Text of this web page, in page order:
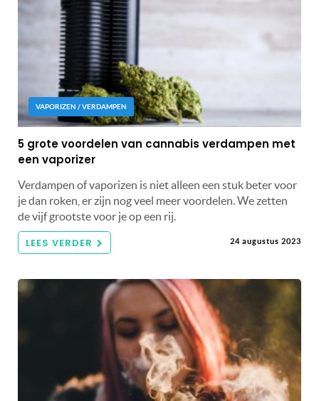
VAPORIZEN / VERDAMPEN
5 grote voordelen van cannabis verdampen met
een vaporizer
Verdampen of vaporizen is niet alleen een stuk beter voor
je dan roken, er zijn nog veel meer voordelen. We zetten
de vijf grootste voor je op een rij.
LEES VERDER 24 augustus 2023